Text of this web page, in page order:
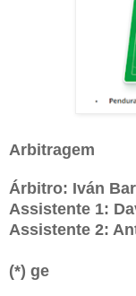
Arbitragem
Árbitro: Iván
Assistente 1:
Assistente 2:
(*) ge